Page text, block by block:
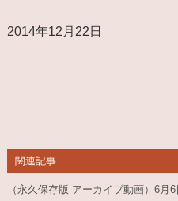
2014年12月22日
関連記事
（永久保存版 アーカイブ動画）6月